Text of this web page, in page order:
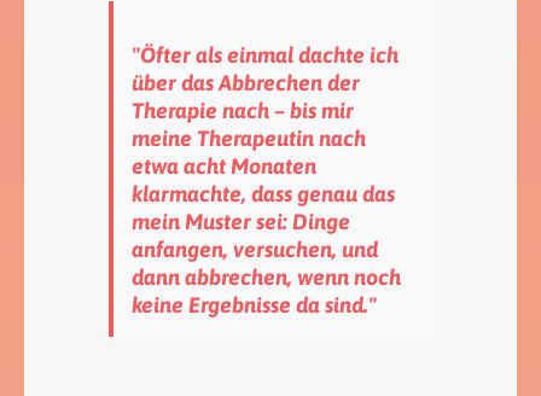
"Öfter als einmal dachte ich
über das Abbrechen der
Therapie nach – bis mir
meine Therapeutin nach
etwa acht Monaten
klarmachte, dass genau das
mein Muster sei: Dinge
anfangen, versuchen, und
dann abbrechen, wenn noch
keine Ergebnisse da sind."